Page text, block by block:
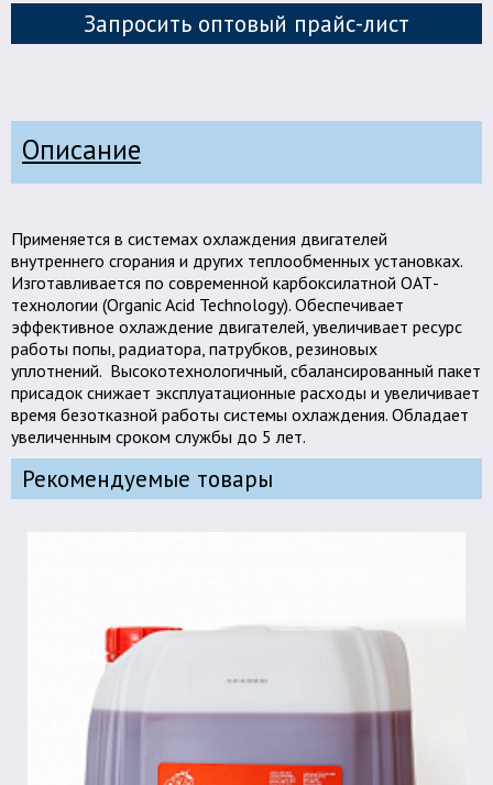
Запросить оптовый прайс-лист
Описание
Применяется в системах охлаждения двигателей
внутреннего сгорания и других теплообменных установках.
Изготавливается по современной карбоксилатной ОАТ-
технологии (Organic Acid Technology). Обеспечивает
эффективное охлаждение двигателей, увеличивает ресурс
работы попы, радиатора, патрубков, резиновых
уплотнений. Высокотехнологичный, сбалансированный пакет
присадок снижает эксплуатационные расходы и увеличивает
время безотказной работы системы охлаждения. Обладает
увеличенным сроком службы до 5 лет.
Рекомендуемые товары